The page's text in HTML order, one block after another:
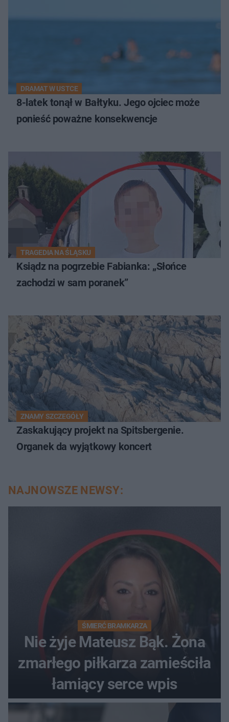
DRAMAT W USTCE
8-latek tonął w Bałtyku. Jego ojciec może
ponieść poważne konsekwencje
TRAGEDIA NA ŚLĄSKU
Ksiądz na pogrzebie Fabianka: „Słońce
zachodzi w sam poranek”
ZNAMY SZCZEGÓŁY
Zaskakujący projekt na Spitsbergenie.
Organek da wyjątkowy koncert
NAJNOWSZE NEWSY:
ŚMIERĆ BRAMKARZA
Nie żyje Mateusz Bąk. Żona
zmarłego piłkarza zamieściła
łamiący serce wpis